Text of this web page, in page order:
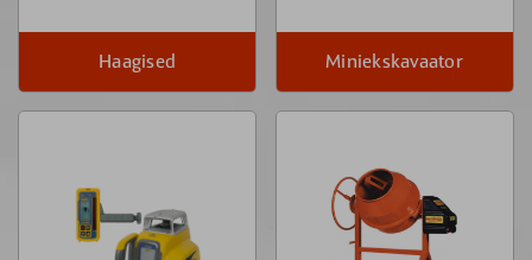
Haagised Miniekskavaator